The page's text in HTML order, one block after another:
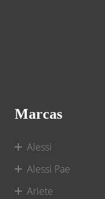
Marcas
Alessi
Alessi Pae
Ariete